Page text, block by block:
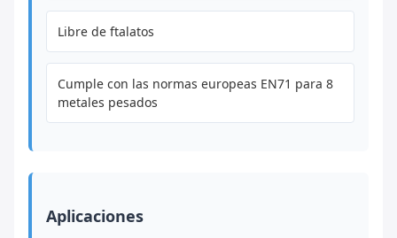
Libre de ftalatos
Cumple con las normas europeas EN71 para 8
metales pesados
Aplicaciones